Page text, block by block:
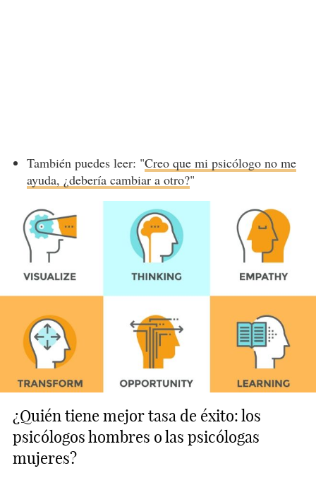
También puedes leer: "Creo que mi psicólogo no me
ayuda, ¿debería cambiar a otro?"
¿Quién tiene mejor tasa de éxito: los
psicólogos hombres o las psicólogas
mujeres?